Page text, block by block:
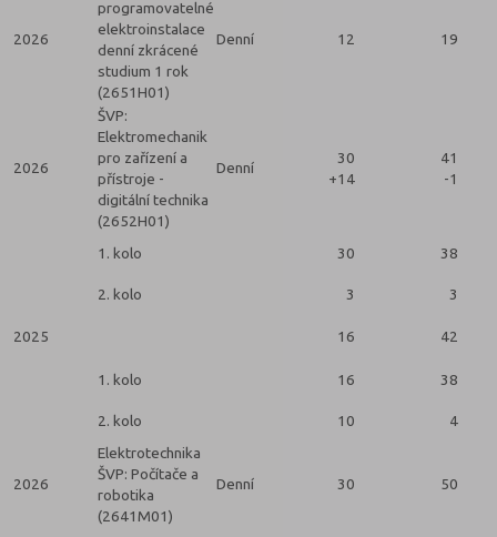
2026
programovatelné
elektroinstalace
denní zkrácené
studium 1 rok
(2651H01)
Denní 12 19
2026
ŠVP:
Elektromechanik
pro zařízení a
přístroje -
digitální technika
(2652H01)
Denní
30
+14
41
-1
1. kolo 30 38
2. kolo 3 3
2025 16 42
1. kolo
16 38
2. kolo 10 4
2026
Elektrotechnika
ŠVP: Počítače a
robotika
(2641M01)
Denní 30 50